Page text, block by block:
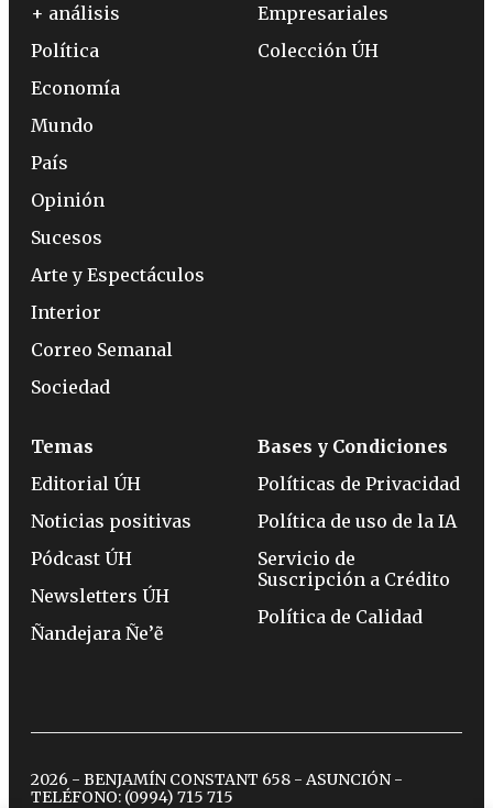
+ análisis
Política
Economía
Mundo
País
Opinión
Sucesos
Arte y Espectáculos
Interior
Correo Semanal
Sociedad
Empresariales
Colección ÚH
Temas
Editorial ÚH
Noticias positivas
Pódcast ÚH
Newsletters ÚH
Ñandejara Ñe’ẽ
Bases y Condiciones
Políticas de Privacidad
Política de uso de la IA
Servicio de
Suscripción a Crédito
Política de Calidad
2026 - BENJAMÍN CONSTANT 658 - ASUNCIÓN -
TELÉFONO: (0994) 715 715